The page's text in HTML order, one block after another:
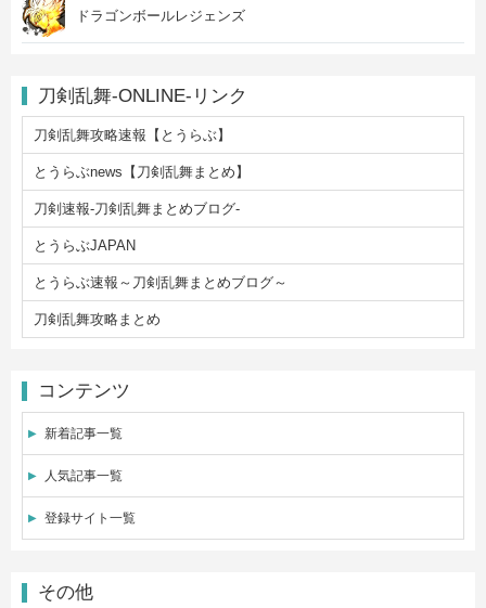
ドラゴンボールレジェンズ
刀剣乱舞-ONLINE-リンク
刀剣乱舞攻略速報【とうらぶ】
とうらぶnews【刀剣乱舞まとめ】
刀剣速報-刀剣乱舞まとめブログ-
とうらぶJAPAN
とうらぶ速報～刀剣乱舞まとめブログ～
刀剣乱舞攻略まとめ
コンテンツ
新着記事一覧
人気記事一覧
登録サイト一覧
その他